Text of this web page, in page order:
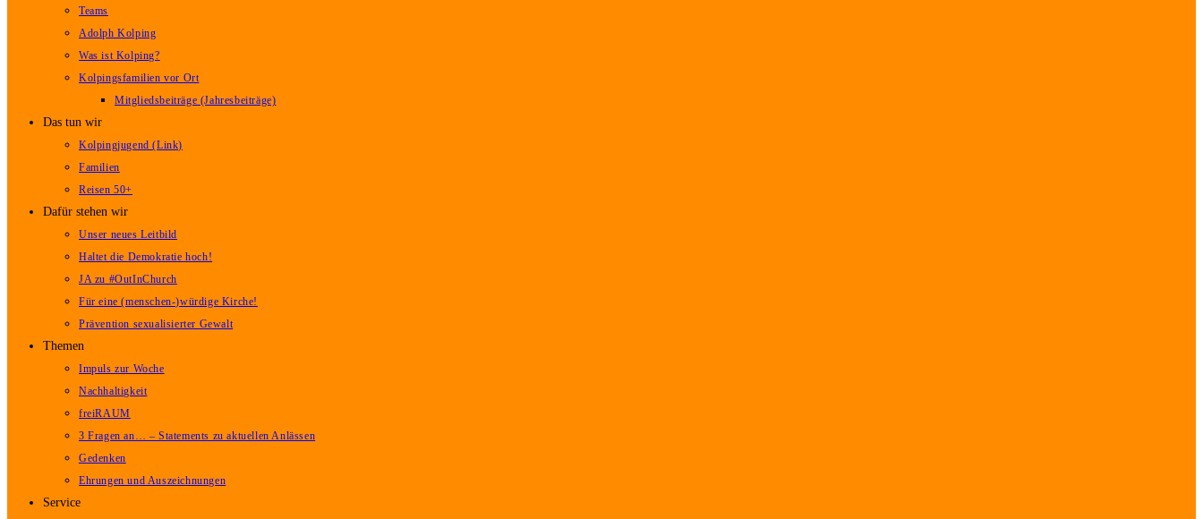
Teams
Adolph Kolping
Was ist Kolping?
Kolpingsfamilien vor Ort
Mitgliedsbeiträge (Jahresbeiträge)
Das tun wir
Kolpingjugend (Link)
Familien
Reisen 50+
Dafür stehen wir
Unser neues Leitbild
Haltet die Demokratie hoch!
JA zu #OutInChurch
Für eine (menschen-)würdige Kirche!
Prävention sexualisierter Gewalt
Themen
Impuls zur Woche
Nachhaltigkeit
freiRAUM
3 Fragen an… – Statements zu aktuellen Anlässen
Gedenken
Ehrungen und Auszeichnungen
Service